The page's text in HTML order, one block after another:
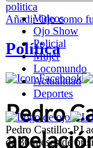
Videos
Ojo Show
Policial
Mujer
Locomundo
Actualidad
Deportes
Pedro Castillo: PJ
de 36 meses de
politica
AñadirOjocomo
Política
Pedro